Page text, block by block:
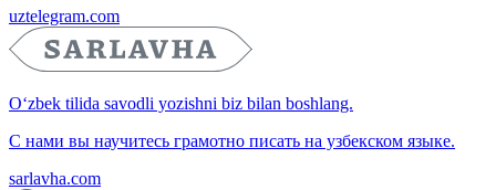
uztelegram.com
O‘zbek tilida savodli yozishni biz bilan boshlang.
С нами вы научитесь грамотно писать на узбекском языке.
sarlavha.com